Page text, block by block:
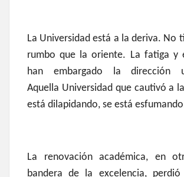
La Universidad está a la deriva. No
rumbo que la oriente. La fatiga y
han embargado la dirección
Aquella Universidad que cautivó a
está dilapidando, se está
La renovación académica, en
bandera de la excelencia,